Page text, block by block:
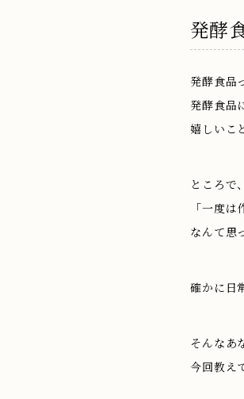
発酵
発酵食品
発酵食品
嬉しいこ
ところで、
「一度
なんて思
確かに日
そんなあ
今回教え